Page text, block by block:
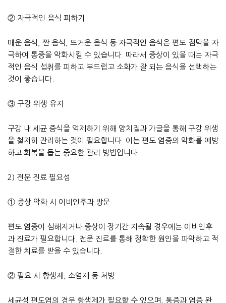
② 자극적인 음식 피하기
매운 음식, 짠 음식, 뜨거운 음식 등 자극적인 음식은 편도 점막을 자
극하여 통증을 악화시킬 수 있습니다. 따라서 증상이 있을 때는 자극
적인 음식 섭취를 피하고 부드럽고 소화가 잘 되는 음식을 선택하는
것이 좋습니다.
③ 구강 위생 유지
구강 내 세균 증식을 억제하기 위해 양치질과 가글을 통해 구강 위생
을 철저히 관리하는 것이 필요합니다. 이는 편도 염증의 악화를 예방
하고 회복을 돕는 중요한 관리 방법입니다.
2) 전문 진료 필요성
① 증상 악화 시 이비인후과 방문
편도 염증이 심해지거나 증상이 장기간 지속될 경우에는 이비인후
과 진료가 필요합니다. 전문 진료를 통해 정확한 원인을 파악하고 적
절한 치료를 받을 수 있습니다.
② 필요 시 항생제, 소염제 등 처방
세균성 편도염의 경우 항생제가 필요할 수 있으며, 통증과 염증 완